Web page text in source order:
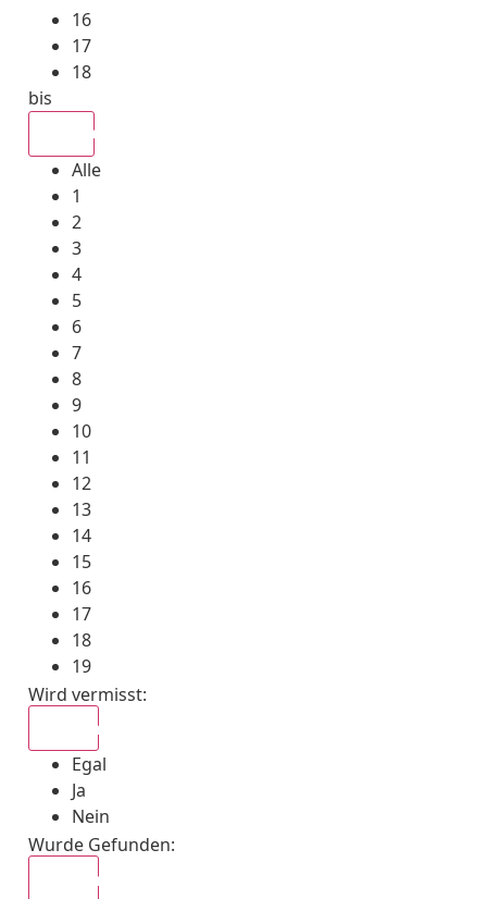
16
17
18
bis
Alle
1
2
3
4
5
6
7
8
9
10
11
12
13
14
15
16
17
18
19
Wird vermisst:
Egal
Ja
Nein
Wurde Gefunden: